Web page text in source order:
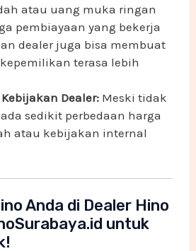
atau uang muka ringan
pembiayaan yang bekerja
dealer juga bisa membuat
terasa lebih
Dealer: Meski tidak
sedikit perbedaan harga
atau kebijakan internal
Anda di Dealer Hino
untuk